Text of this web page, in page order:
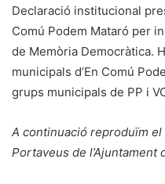
Declaració institucional
Comú Podem Mataró per
de Memòria Democràtica.
municipals d’En Comú
grups municipals de PP i
A continuació reproduïm
Portaveus de l’Ajuntament